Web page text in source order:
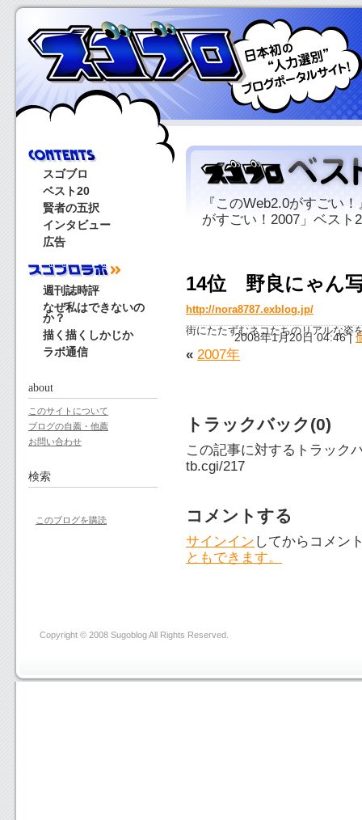
『このWeb2.0がすごい
がすごい！2007」ベスト
14位 野良にゃん
http://nora8787.exblog.jp/
街にたたずむネコたちのリアルな姿
2008年1月20日 04:46 |
« 2007年
トラックバック(0)
この記事に対するトラック
tb.cgi/217
コメントする
サインイン してからコメン
ともできます。
スゴブロ
ベスト20
賢者の五択
インタビュー
広告
週刊誌時評
なぜ私はできないの
か？
描く描くしかじか
ラボ通信
about
このサイトについて
ブログの自薦・他薦
お問い合わせ
検索
このブログを購読
Copyright © 2008 Sugoblog All Rights Reserved.